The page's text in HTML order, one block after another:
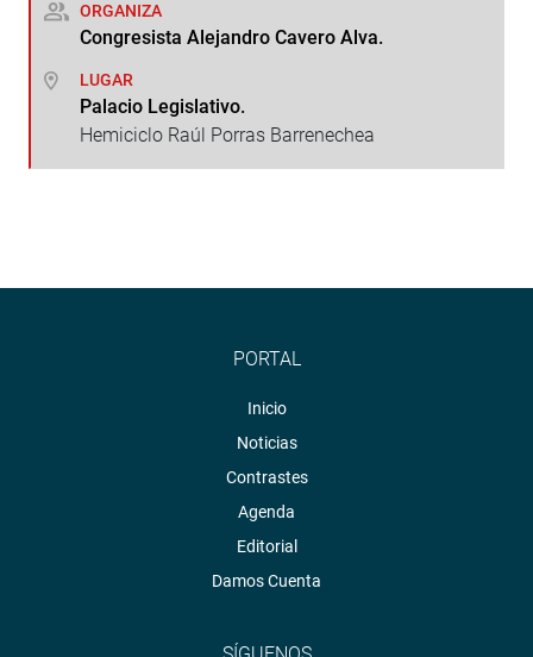
ORGANIZA
Congresista Alejandro Cavero Alva.
LUGAR
Palacio Legislativo.
Hemiciclo Raúl Porras Barrenechea
PORTAL
Inicio
Noticias
Contrastes
Agenda
Editorial
Damos Cuenta